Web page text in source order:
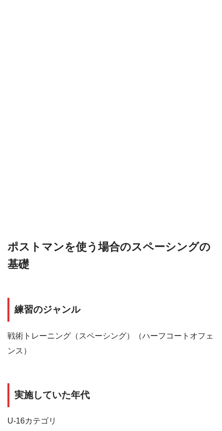
ポストマンを使う場合のスペーシングの
基礎
練習のジャンル
戦術トレーニング（スペーシング）（ハーフコートオフェ
ンス）
実施していた年代
U-16カテゴリ